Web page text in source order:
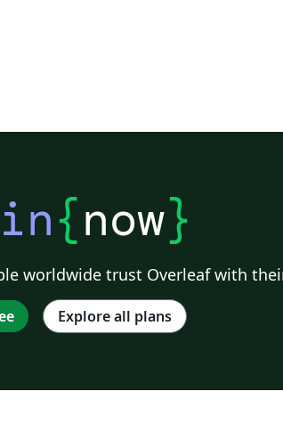
{now}
worldwide trust Overleaf with
Explore all plans